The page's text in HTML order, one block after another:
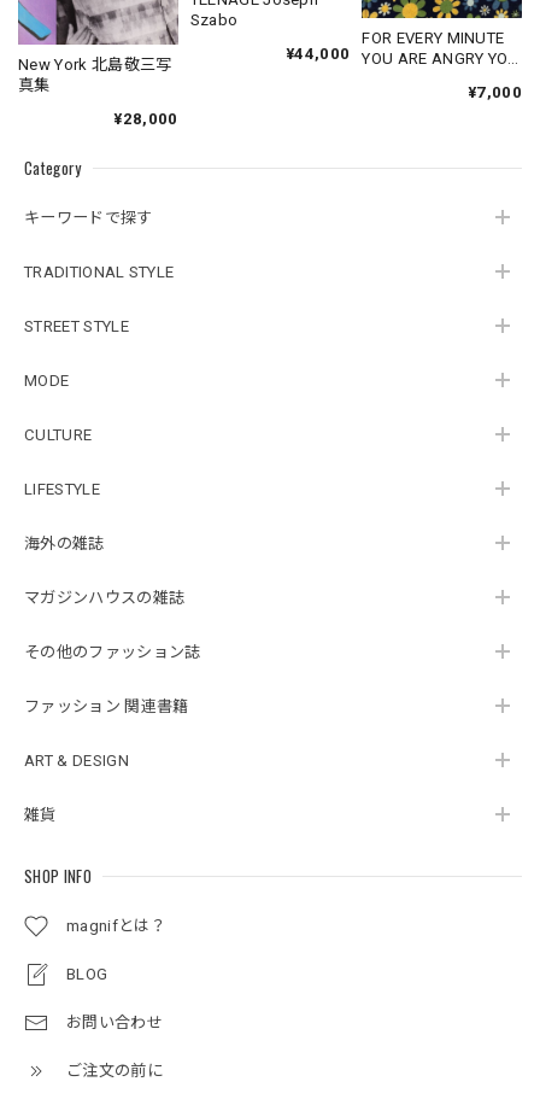
Category
キーワードで探す
TRADITIONAL STYLE
STREET STYLE
MODE
CULTURE
LIFESTYLE
海外の雑誌
マガジンハウスの雑誌
その他のファッション誌
ファッション 関連書籍
ART & DESIGN
雑貨
SHOP INFO
magnifとは？
BLOG
お問い合わせ
ご注文の前に
New York 北島敬三写
真集
¥28,000
Szabo
¥44,000
FOR EVERY MINUTE
YOU ARE ANGRY YOU
¥7,000